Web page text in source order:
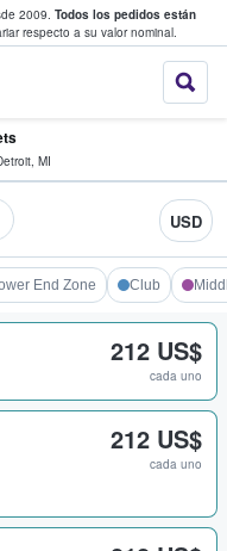
2009. Todos los pedidos están
respecto a su valor nominal.
StubHub:
fans
, MI
USD
End Zone Club
212 US$
cada uno
212 US$
cada uno